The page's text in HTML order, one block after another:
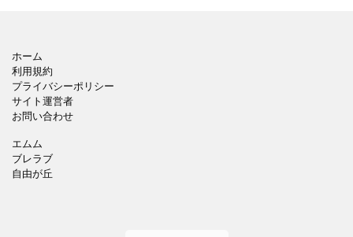
ホーム
利用規約
プライバシーポリシー
サイト運営者
お問い合わせ
エムム
ブレラブ
自由が丘